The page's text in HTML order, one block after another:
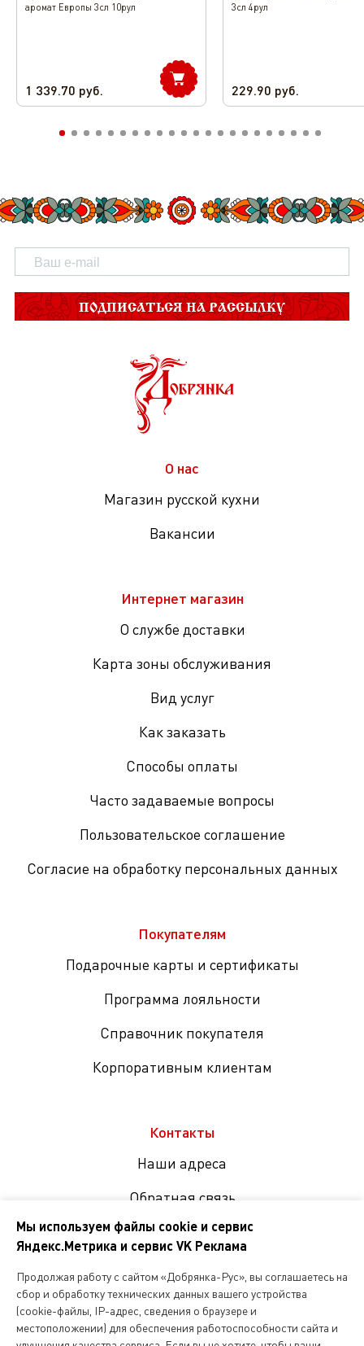
аромат Европы 3сл 10рул
1 339.70 руб.
3сл 4рул
229.90 руб.
ПОДПИСАТЬСЯ НА РАССЫЛКУ
О нас
Магазин русской кухни
Вакансии
Интернет магазин
О службе доставки
Карта зоны обслуживания
Вид услуг
Как заказать
Способы оплаты
Часто задаваемые вопросы
Пользовательское соглашение
Согласие на обработку персональных данных
Покупателям
Подарочные карты и сертификаты
Программа лояльности
Справочник покупателя
Корпоративным клиентам
Контакты
Наши адреса
Обратная связь
соцсетях
Копирование и любое другое использование информации,
Мы используем файлы cookie и сервис
Яндекс.Метрика и сервис VK Реклама
Продолжая работу с сайтом «Добрянка-Рус», вы соглашаетесь на
сбор и обработку технических данных вашего устройства
(cookie-файлы, IP-адрес, сведения о браузере и
местоположении) для обеспечения работоспособности сайта и